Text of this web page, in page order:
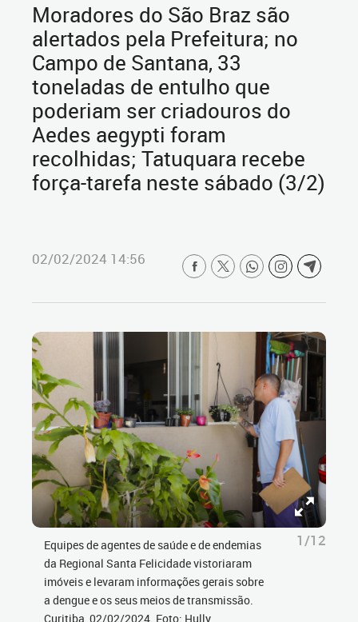
Moradores do São Braz são
alertados pela Prefeitura; no
Campo de Santana, 33
toneladas de entulho que
poderiam ser criadouros do
Aedes aegypti foram
recolhidas; Tatuquara recebe
força-tarefa neste sábado (3/2)
02/02/2024 14:56
Equipes de agentes de saúde e de endemias
da Regional Santa Felicidade vistoriaram
imóveis e levaram informações gerais sobre
a dengue e os seus meios de transmissão.
Curitiba, 02/02/2024. Foto: Hully
1/12